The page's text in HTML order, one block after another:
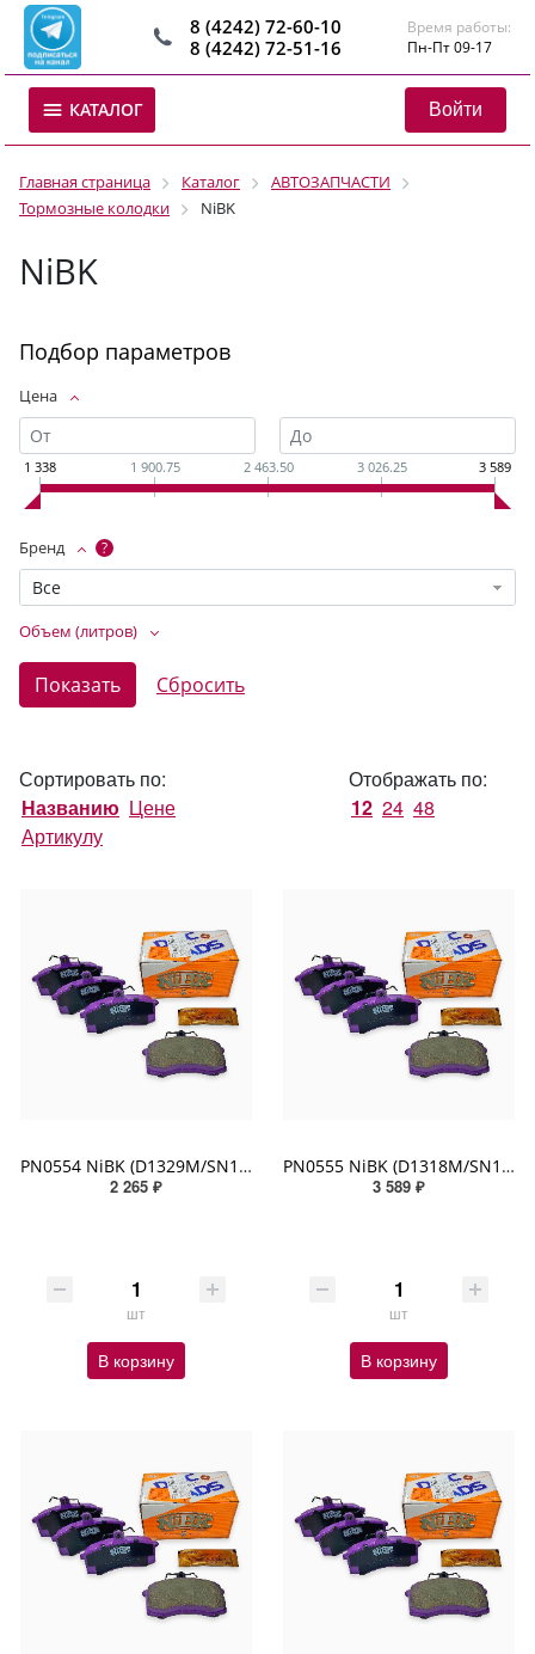
8 (4242) 72-60-10
8 (4242) 72-51-16
Время работы:
Пн-Пт 09-17
КАТАЛОГ Войти
Главная страница Каталог
АВТОЗАПЧАСТИ
Тормозные колодки
NiBK
NiBK
Подбор параметров
Цена
1 338 1 900.75 2 463.50 3 026.25 3 589
Бренд ?
Все
Объем (литров)
Сортировать по:
Названию Цене
Артикулу
Отображать по:
12 24 48
PN0554 NiBK (D1329M/SN160P)
2 265 ₽
шт
В корзину
PN0555 NiBK (D1318M/SN159P)
3 589 ₽
шт
В корзину